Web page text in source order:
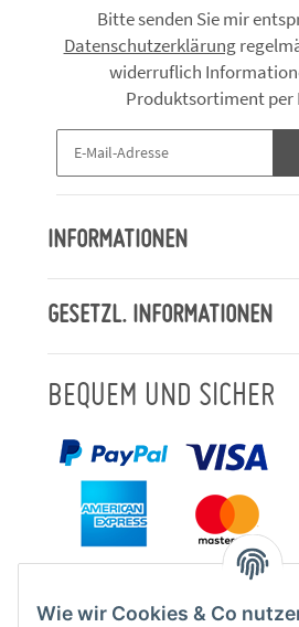
Bitte senden Sie mir
Datenschutzerklärung
widerruflich
Produktsortiment per
INFORMATIONEN
GESETZL. INFORMATIONEN
BEQUEM UND SICHER
Wie wir Cookies & Co